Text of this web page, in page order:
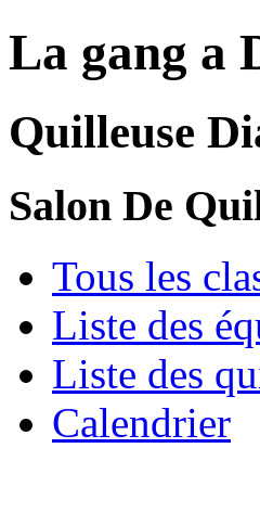
La gang a
Quilleuse
Salon De
Tous les
Liste des
Liste des
Calendrier